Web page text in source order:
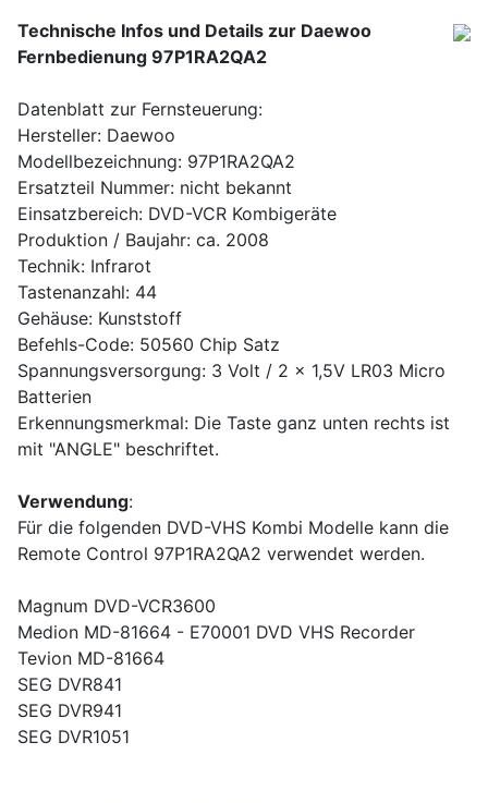
Technische Infos und Details zur Daewoo
Fernbedienung 97P1RA2QA2
Datenblatt zur Fernsteuerung:
Hersteller: Daewoo
Modellbezeichnung: 97P1RA2QA2
Ersatzteil Nummer: nicht bekannt
Einsatzbereich: DVD-VCR Kombigeräte
Produktion / Baujahr: ca. 2008
Technik: Infrarot
Tastenanzahl: 44
Gehäuse: Kunststoff
Befehls-Code: 50560 Chip Satz
Spannungsversorgung: 3 Volt / 2 x 1,5V LR03 Micro
Batterien
Erkennungsmerkmal: Die Taste ganz unten rechts ist
mit "ANGLE" beschriftet.
Verwendung:
Für die folgenden DVD-VHS Kombi Modelle kann die
Remote Control 97P1RA2QA2 verwendet werden.
Magnum DVD-VCR3600
Medion MD-81664 - E70001 DVD VHS Recorder
Tevion MD-81664
SEG DVR841
SEG DVR941
SEG DVR1051